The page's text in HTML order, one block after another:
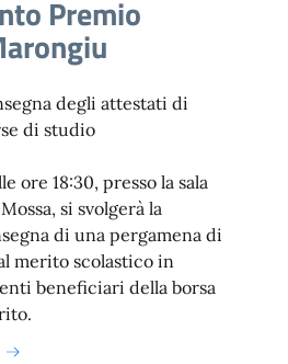
Premio
degli attestati di
di studio
ore 18:30, presso la sala
si svolgerà la
di una pergamena di
merito scolastico in
beneficiari della borsa